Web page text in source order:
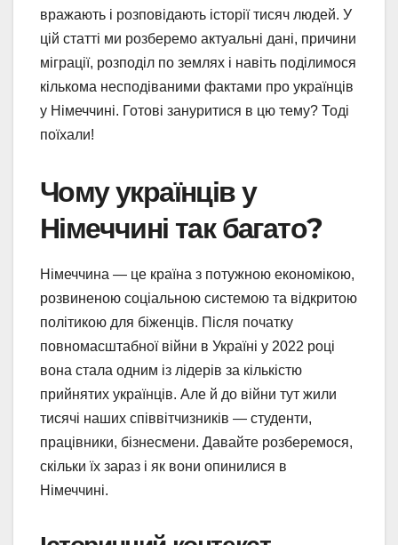
вражають і розповідають історії тисяч людей. У
цій статті ми розберемо актуальні дані, причини
міграції, розподіл по землях і навіть поділимося
кількома несподіваними фактами про українців
у Німеччині. Готові зануритися в цю тему? Тоді
поїхали!
Чому українців у
Німеччині так багато?
Німеччина — це країна з потужною економікою,
розвиненою соціальною системою та відкритою
політикою для біженців. Після початку
повномасштабної війни в Україні у 2022 році
вона стала одним із лідерів за кількістю
прийнятих українців. Але й до війни тут жили
тисячі наших співвітчизників — студенти,
працівники, бізнесмени. Давайте розберемося,
скільки їх зараз і як вони опинилися в
Німеччині.